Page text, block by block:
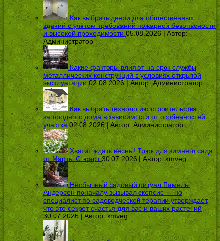
Как выбрать двери для общественных
зданий с учётом требований пожарной безопасности
и высокой проходимости 05.08.2026 | Автор:
Администратор
Какие факторы влияют на срок службы
металлических конструкций в условиях открытой
эксплуатации 02.08.2026 | Автор:Администратор
Как выбрать технологию строительства
загородного дома в зависимости от особенностей
участка 02.08.2026 | Автор:Администратор
Хватит ждать весны! Трюк для зимнего сада
от Марты Стюарт 30.07.2026 | Автор:kmveg
Необычный садовый ритуал Памелы
Андерсон поначалу вызывал скепсис — но
специалист по садоводческой терапии утверждает,
что это секрет счастья для вас и ваших растений
30.07.2026 | Автор: kmveg